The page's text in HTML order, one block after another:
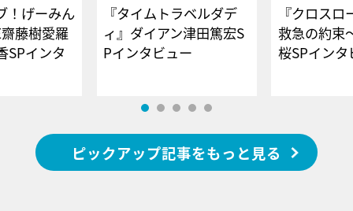
！げーみん
藤樹愛羅
SPインタ
『タイムトラベルダデ
ィ』ダイアン津田篤宏S
Pインタビュー
『クロス
救急の約束
桜SPイ
ピックアップ記事をもっと見る